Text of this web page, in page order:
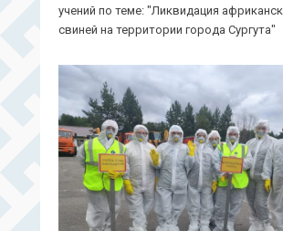
учений по теме: "Ликвидация
свиней на территории города Сургута"